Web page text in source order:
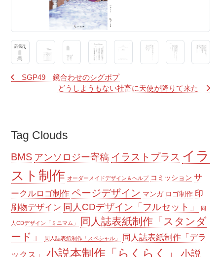
SGP49 鏡合わせのシグポプ
どうしようもない社畜に天使が降りて来た
Tag Clouds
BMS アンソロジー寄稿 イラストプラス イラ
スト制作 オーダーメイドデザイン＆ヘルプ コミッション サ
ークルロゴ制作 ページデザイン マンガ ロゴ制作 印
刷物デザイン 同人CDデザイン「フルセット」 同
人CDデザイン「ミニマム」
同人誌表紙制作「スタンダ
ード」
同人誌表紙制作「スペシャル」
同人誌表紙制作「デラ
ックス」
小説本制作「らくらく」 小説